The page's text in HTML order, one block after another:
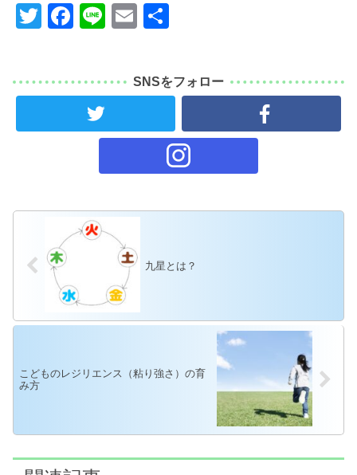
T
er
F
e
b
Li
E
SNSをフォロー
九星とは？
こどものレジリエンス（粘り強さ）の育
み方